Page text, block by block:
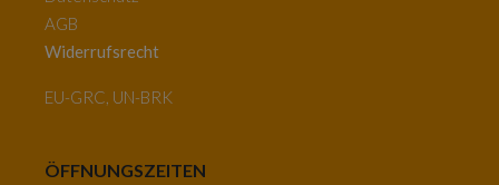
AGB
Widerrufsrecht
EU-GRC, UN-BRK
ÖFFNUNGSZEITEN